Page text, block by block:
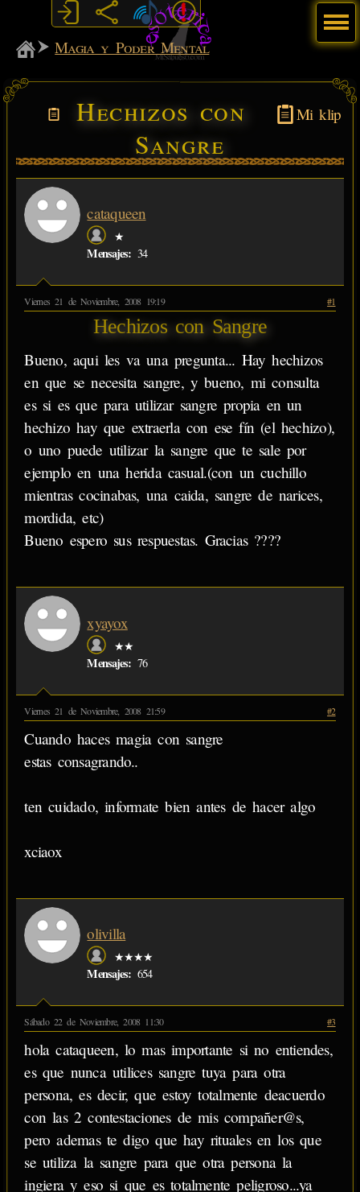
MiSabueso
Magia y Poder Mental
Mi klip
Hechizos con
Sangre
cataqueen
★
Mensajes: 34
Viernes 21 de Noviembre, 2008 19:19 #1
Hechizos con Sangre
Bueno, aqui les va una pregunta... Hay hechizos
en que se necesita sangre, y bueno, mi consulta
es si es que para utilizar sangre propia en un
hechizo hay que extraerla con ese fín (el hechizo),
o uno puede utilizar la sangre que te sale por
ejemplo en una herida casual.(con un cuchillo
mientras cocinabas, una caida, sangre de narices,
mordida, etc)
Bueno espero sus respuestas. Gracias ????
xyayox
★★
Mensajes: 76
Viernes 21 de Noviembre, 2008 21:59 #2
Cuando haces magia con sangre
estas consagrando..
ten cuidado, informate bien antes de hacer algo
xciaox
olivilla
★★★★
Mensajes: 654
Sábado 22 de Noviembre, 2008 11:30 #3
hola cataqueen, lo mas importante si no entiendes,
es que nunca utilices sangre tuya para otra
persona, es decir, que estoy totalmente deacuerdo
con las 2 contestaciones de mis compañer@s,
pero ademas te digo que hay rituales en los que
se utiliza la sangre para que otra persona la
ingiera y eso si que es totalmente peligroso...ya
Menú